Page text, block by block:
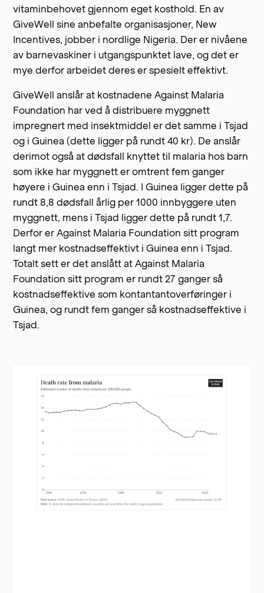
vitaminbehovet gjennom eget kosthold. En av
GiveWell sine anbefalte organisasjoner, New
Incentives, jobber i nordlige Nigeria. Der er nivåene
av barnevaskiner i utgangspunktet lave, og det er
mye derfor arbeidet deres er spesielt effektivt.
GiveWell anslår at kostnadene Against Malaria
Foundation har ved å distribuere myggnett
impregnert med insektmiddel er det samme i Tsjad
og i Guinea (dette ligger på rundt 40 kr). De anslår
derimot også at dødsfall knyttet til malaria hos barn
som ikke har myggnett er omtrent fem ganger
høyere i Guinea enn i Tsjad. I Guinea ligger dette på
rundt 8,8 dødsfall årlig per 1000 innbyggere uten
myggnett, mens i Tsjad ligger dette på rundt 1,7.
Derfor er Against Malaria Foundation sitt program
langt mer kostnadseffektivt i Guinea enn i Tsjad.
Totalt sett er det anslått at Against Malaria
Foundation sitt program er rundt 27 ganger så
kostnadseffektive som kontantantoverføringer i
Guinea, og rundt fem ganger så kostnadseffektive i
Tsjad.